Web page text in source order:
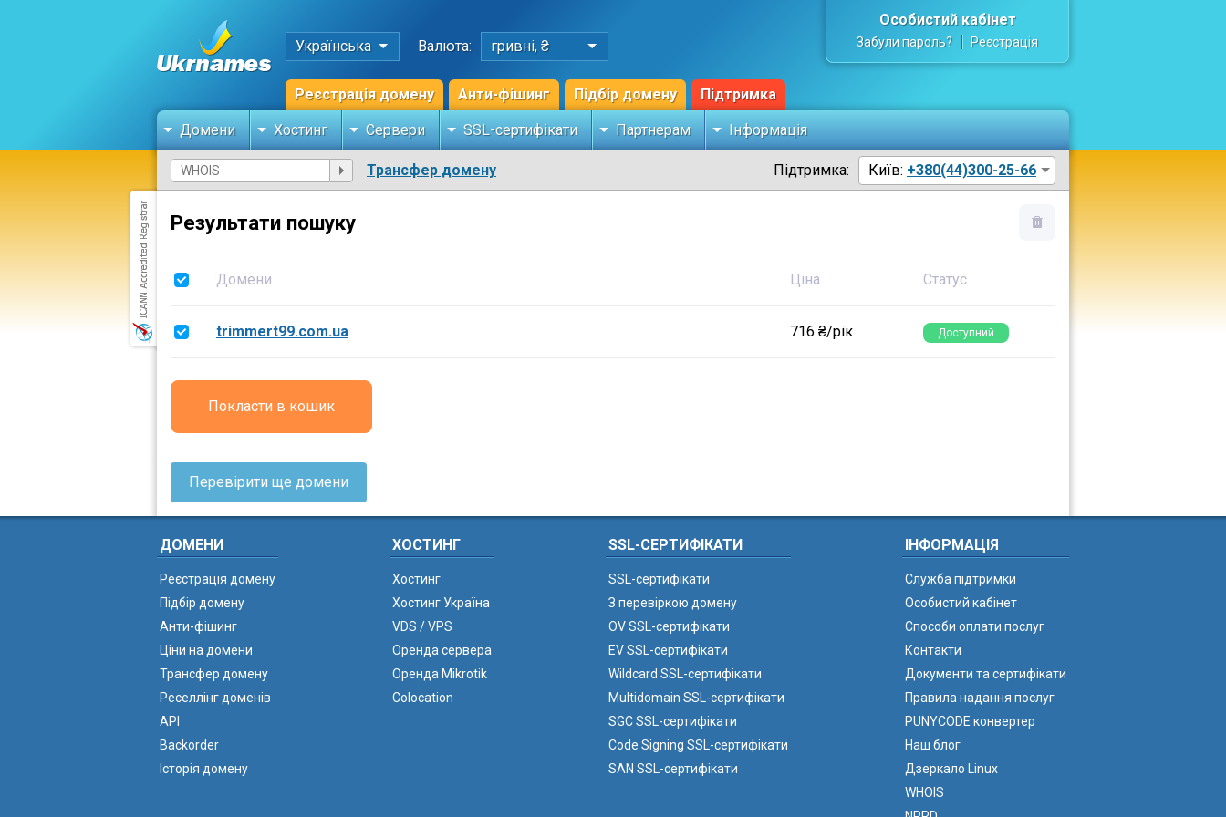
Українська Валюта: гривні, ₴
Реєстрація домену Анти-фішинг Підбір домену Підтримка
Особистий кабінет
Забули пароль? Реєстрація
Домени Хостинг Сервери SSL-сертифікати Партнерам Інформація
Трансфер домену Підтримка: Київ: +380(44)300-25-66
Результати пошуку
Домени Ціна Статус
trimmert99.com.ua 716 ₴/рік Доступний
Покласти в кошик
Перевірити ще домени
ДОМЕНИ
Реєстрація домену
Підбір домену
Анти-фішинг
Ціни на домени
Трансфер домену
Реселлінг доменів
API
Backorder
Історія домену
ХОСТИНГ
Хостинг
Хостинг Україна
VDS / VPS
Оренда сервера
Оренда Mikrotik
Colocation
SSL-СЕРТИФІКАТИ
SSL-сертифікати
З перевіркою домену
OV SSL-сертифікати
EV SSL-сертифікати
Wildcard SSL-сертифікати
Multidomain SSL-сертифікати
SGC SSL-сертифікати
Code Signing SSL-сертифікати
SAN SSL-сертифікати
ІНФОРМАЦІЯ
Служба підтримки
Особистий кабінет
Способи оплати послуг
Контакти
Документи та сертифікати
Правила надання послуг
PUNYCODE конвертер
Наш блог
Дзеркало Linux
WHOIS